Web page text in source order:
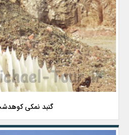
گنبد نمکی